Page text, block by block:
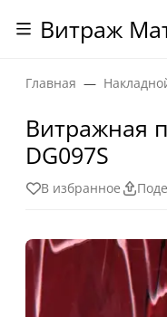
Витраж
Главная
Витражная
DG097S
В избранное